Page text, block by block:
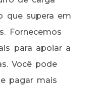
que supera em
Fornecemos
para apoiar a
Você pode
pagar mais